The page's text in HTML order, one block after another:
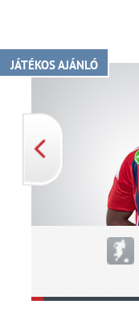
JÁTÉKOS AJÁNLÓ